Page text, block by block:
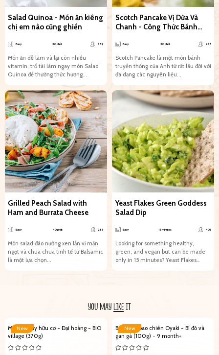
Salad Quinoa - Món ăn kiêng
chị em nào cũng ghiền
Easy 30 phút 659
Món ăn dễ làm và lại còn nhiều
vitamin, trổ tài làm ngay món Salad
Quinoa để thưởng thức hương...
Scotch Pancake Vị Dừa Và
Chanh - Công Thức Bánh
Easy 30 phút 265
Scotch Pancake là một món bánh
truyền thống của Anh từ rất lâu đời với
đa dạng các nguyên liệu...
Grilled Peach Salad with
Ham and Burrata Cheese
Easy 40 phút 283
Món salad đào nướng xen lẫn vị mặn
ngọt và chua chua tinh tế từ Balsamic
là một lựa chọn...
Yeast Flakes Green Goddess
Salad Dip
Easy 15 minutes 405
Looking for something healthy,
green, and vegan but can be made
only in 15 minutes? Yeast Flakes
YOU MAYLIKEIT
New
Mứt trái cây hữu cơ - Đại hoàng - BiO
village (370g)
New
Bột bánh bao chiên Oyaki - Bí đỏ và
gan gà (100g) - 9 month+